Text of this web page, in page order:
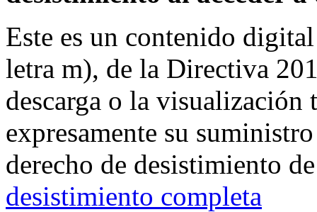
Este es un contenido
letra m), de la Directiva
descarga o la visualización
expresamente su
derecho de desistimiento
desistimiento completa